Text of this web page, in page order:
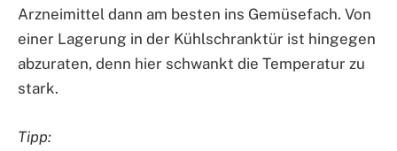
Arzneimittel dann am besten ins Gemüsefach. Von
einer Lagerung in der Kühlschranktür ist hingegen
abzuraten, denn hier schwankt die Temperatur zu
stark.
Tipp: